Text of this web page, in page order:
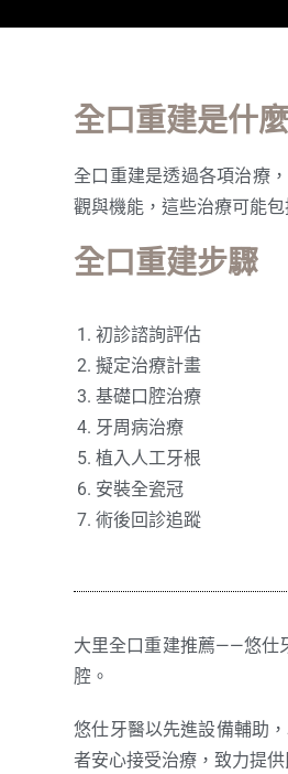
全口重建是什
全口重建是透過各項治療
觀與機能，這些治療可能
全口重建步驟
初診諮詢評估
擬定治療計畫
基礎口腔治療
牙周病治療
植入人工牙根
安裝全瓷冠
術後回診追蹤
大里全口重建推薦——悠仕
腔。
悠仕牙醫以先進設備輔助
者安心接受治療，致力提